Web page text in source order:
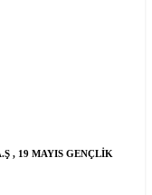
, 19 MAYIS GENÇLİK